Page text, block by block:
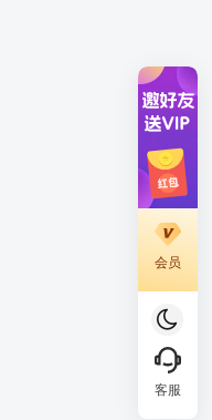
会员
客服